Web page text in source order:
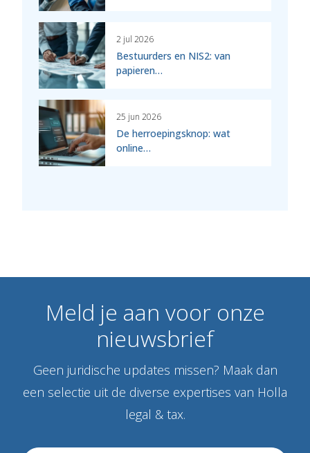
2 jul 2026
Bestuurders en NIS2: van
papieren…
25 jun 2026
De herroepingsknop: wat
online…
Meld je aan voor onze
nieuwsbrief
Geen juridische updates missen? Maak dan
een selectie uit de diverse expertises van Holla
legal & tax.